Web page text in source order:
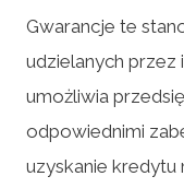
Gwarancje te
udzielanych przez
umożliwia
odpowiednimi
uzyskanie kredytu